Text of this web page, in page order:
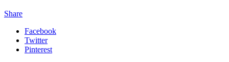
Share
Facebook
Twitter
Pinterest